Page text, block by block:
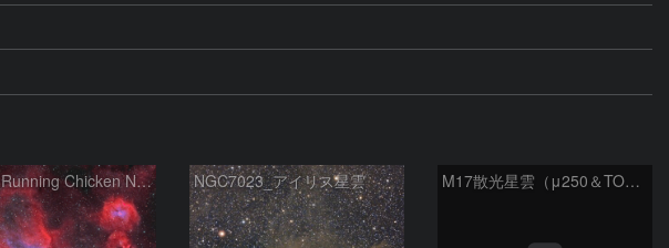
IC2944 Running Chicken Nebula NGC7023_アイリス星雲 M17散光星雲（μ250＆TOA130）